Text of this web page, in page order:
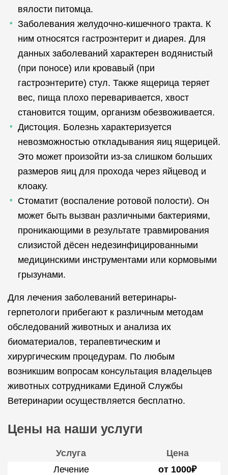
вялости питомца.
Заболевания желудочно-кишечного тракта. К
ним относятся гастроэнтерит и диарея. Для
данных заболеваний характерен водянистый
(при поносе) или кровавый (при
гастроэнтерите) стул. Также ящерица теряет
вес, пища плохо переваривается, хвост
становится тощим, организм обезвоживается.
Дистоция. Болезнь характеризуется
невозможностью откладывания яиц ящерицей.
Это может произойти из-за слишком больших
размеров яиц для прохода через яйцевод и
клоаку.
Стоматит (воспаление ротовой полости). Он
может быть вызван различными бактериями,
проникающими в результате травмирования
слизистой дёсен недезинфицированными
медицинскими инструментами или кормовыми
грызунами.
Для лечения заболеваний ветеринары-
герпетологи прибегают к различным методам
обследований животных и анализа их
биоматериалов, терапевтическим и
хирургическим процедурам. По любым
возникшим вопросам консультация владельцев
животных сотрудниками Единой Службы
Ветеринарии осуществляется бесплатно.
Цены на наши услуги
Услуга
Цена
Лечение
от 1000₽